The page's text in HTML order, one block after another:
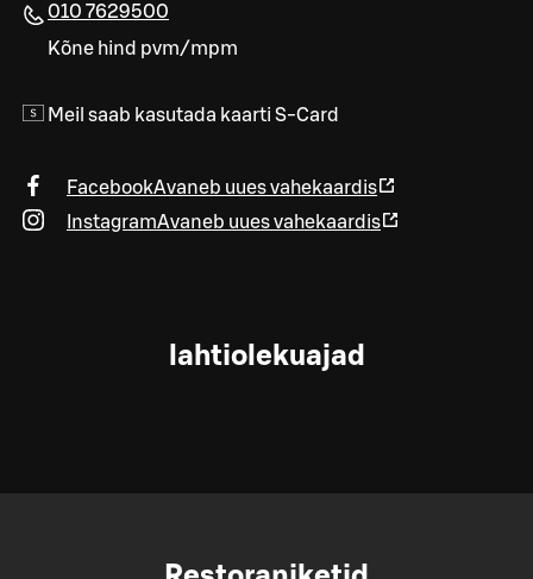
010 7629500
Kõne hind pvm/mpm
Meil saab kasutada kaarti S-Card
FacebookAvaneb uues vahekaardis
InstagramAvaneb uues vahekaardis
lahtiolekuajad